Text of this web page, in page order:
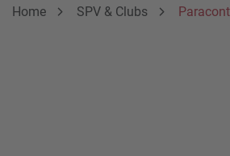
Sie befinden sich hier:
Home SPV & Clubs